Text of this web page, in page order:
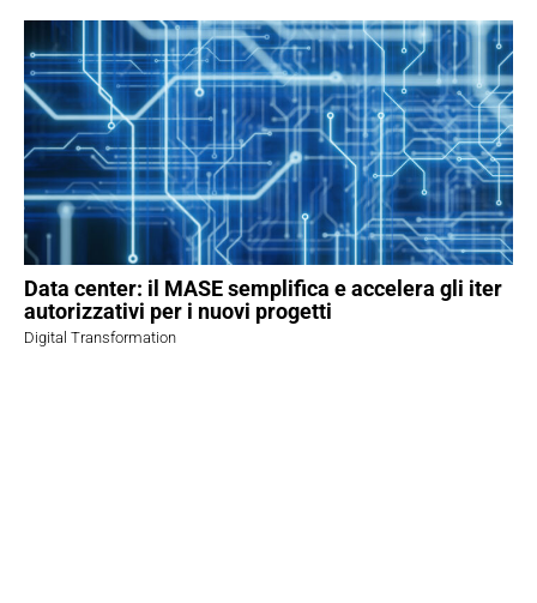
Data center: il MASE semplifica e accelera gli iter
autorizzativi per i nuovi progetti
Digital Transformation